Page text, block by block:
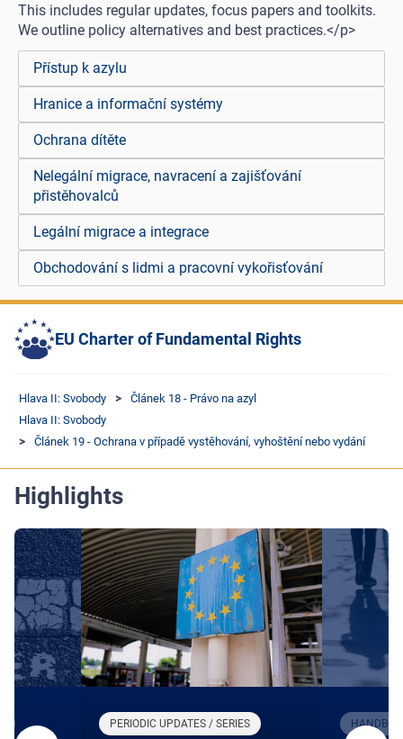
This includes regular updates, focus papers and toolkits.
We outline policy alternatives and best practices.</p>
Přístup k azylu
Hranice a informační systémy
Ochrana dítěte
Nelegální migrace, navracení a zajišťování
přistěhovalců
Legální migrace a integrace
Obchodování s lidmi a pracovní vykořisťování
EU Charter of Fundamental Rights
Hlava II: Svobody
Článek 18 - Právo na azyl
Hlava II: Svobody
Článek 19 - Ochrana v případě vystěhování, vyhoštění nebo vydání
Highlights
PERIODIC UPDATES / SERIES